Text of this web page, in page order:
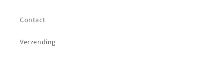
Contact
Verzending